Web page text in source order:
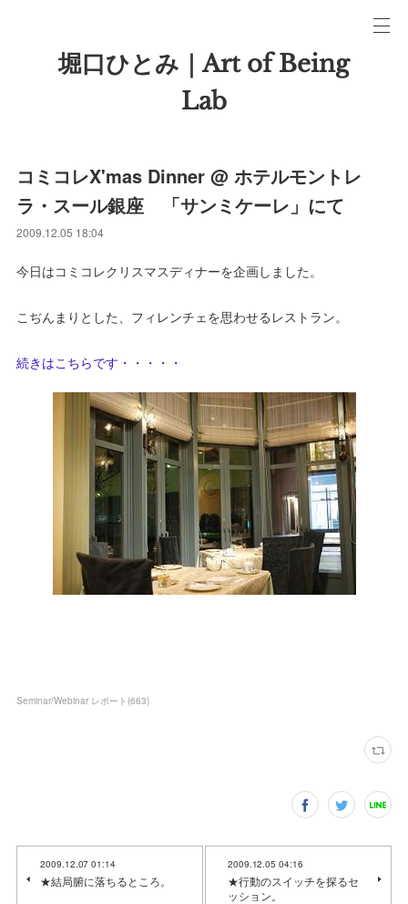
堀口ひとみ｜Art of Being
Lab
コミコレX'mas Dinner @ ホテルモントレ
ラ・スール銀座 「サンミケーレ」にて
2009.12.05 18:04
今日はコミコレクリスマスディナーを企画しました。
こぢんまりとした、フィレンチェを思わせるレストラン。
続きはこちらです・・・・・
Seminar/Webinar レポート (663)
2009.12.07 01:14
★結局腑に落ちるところ。
2009.12.05 04:16
★行動のスイッチを探るセ
ッション。